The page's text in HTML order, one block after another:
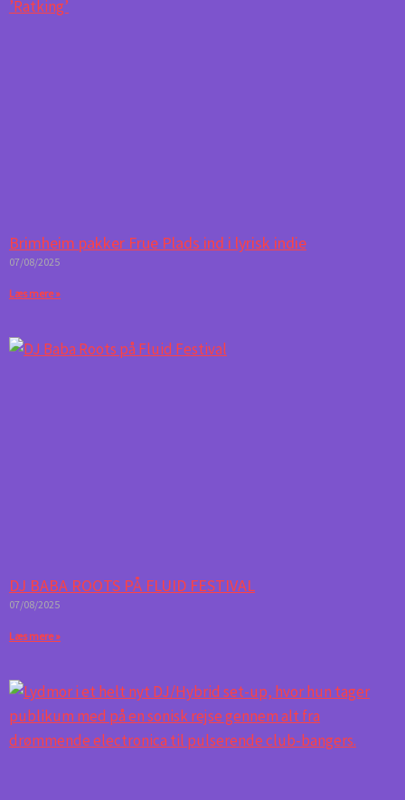
Brimheim pakker Frue Plads ind i lyrisk indie
07/08/2025
Læs mere »
DJ BABA ROOTS PÅ FLUID FESTIVAL
07/08/2025
Læs mere »